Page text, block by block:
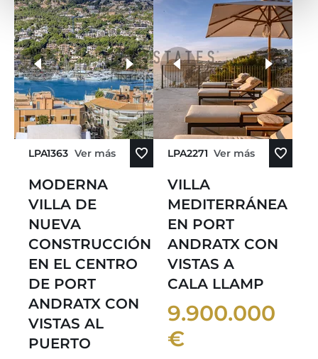
LPA1363 Ver más
MODERNA
VILLA DE
NUEVA
CONSTRUCCIÓN
EN EL CENTRO
DE PORT
ANDRATX CON
VISTAS AL
PUERTO
más fotos
LPA2271 Ver más
VILLA
MEDITERRÁNEA
EN PORT
ANDRATX CON
VISTAS A
CALA LLAMP
9.900.000
€